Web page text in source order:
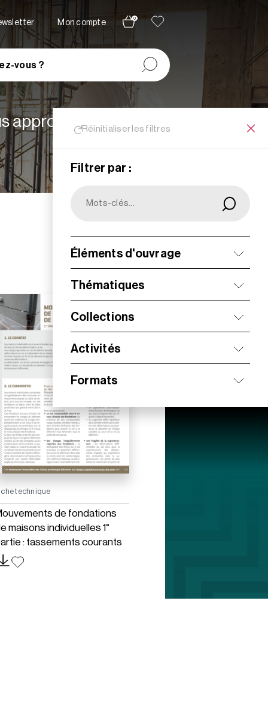
Mon compte
0
vous ?
Réinitialiser les filtres
Filtrer par :
Éléments d'ouvrage
Thématiques
Collections
Activités
Formats
appropriées à vos
technique
de fondations
maisons individuelles 1°
: tassements courants